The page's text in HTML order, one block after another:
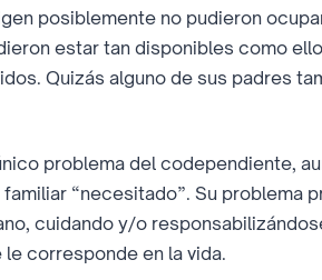
posiblemente no pudieron
estar tan disponibles como
Quizás alguno de sus padres
problema del codependiente,
“necesitado”. Su problema
cuidando y/o
corresponde en la vida.